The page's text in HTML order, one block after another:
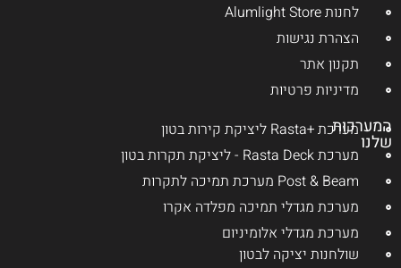
לחנות Alumlight Store
הצהרת נגישות
תקנון אתר
מדיניות פרטיות
המערכות
שלנו
מערכת +Rasta ליציקת קירות בטון
מערכת Rasta Deck - ליציקת תקרות בטון
Post & Beam מערכת תמיכה לתקרות
מערכת מגדלי תמיכה מפלדה אקרו
מערכת מגדלי אלומיניום
שולחנות יציקה לבטון